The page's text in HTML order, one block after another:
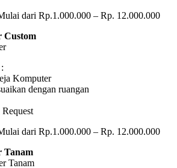
dari Rp.1.000.000 – Rp. 12.000.000
Custom
Komputer
dengan ruangan
dari Rp.1.000.000 – Rp. 12.000.000
Tanam